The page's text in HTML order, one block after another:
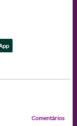
Comentários